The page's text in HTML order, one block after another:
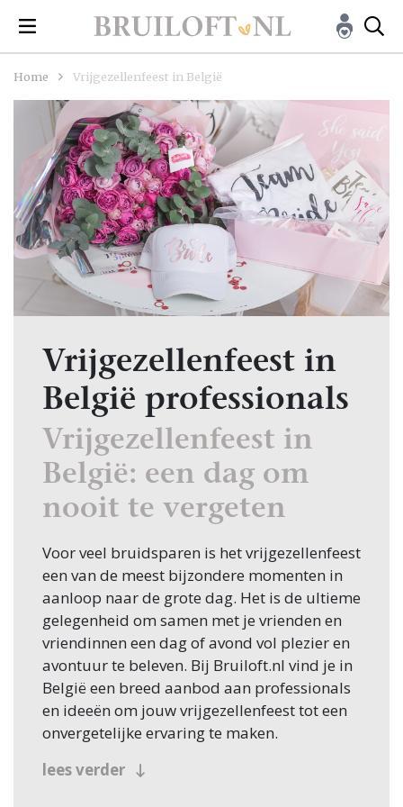
Home Vrijgezellenfeest in België
Vrijgezellenfeest in
België professionals
Vrijgezellenfeest in
België: een dag om
nooit te vergeten
Voor veel bruidsparen is het vrijgezellenfeest
een van de meest bijzondere momenten in
aanloop naar de grote dag. Het is de ultieme
gelegenheid om samen met je vrienden en
vriendinnen een dag of avond vol plezier en
avontuur te beleven. Bij Bruiloft.nl vind je in
België een breed aanbod aan professionals
en ideeën om jouw vrijgezellenfeest tot een
onvergetelijke ervaring te maken.
Van creatieve workshops tot actieve uitjes, er
lees verder